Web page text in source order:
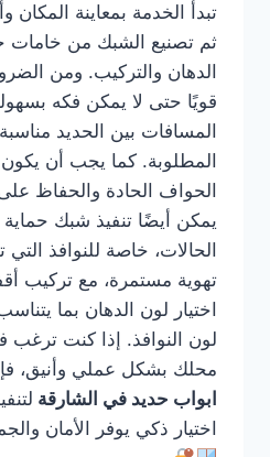
تبدأ الخدمة بمعاينة المكان
ثم تصنيع الشبك من خامات
الدهان والتركيب. ومن
قويًا حتى لا يمكن فكه
المسافات بين الحديد
المطلوبة. كما يجب أن
الحواف الحادة والحفاظ
يمكن أيضًا تنفيذ شبك
الحالات، خاصة للنوافذ
تهوية مستمرة، مع تركيب
اختيار لون الدهان بما
لون النوافذ. إذا كنت ترغب
محلك بشكل عملي وأنيق،
ابواب حديد في الشارقة
اختيار ذكي يوفر الأمان